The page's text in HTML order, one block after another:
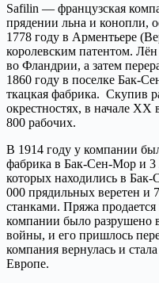
Safilin — французская
прядении льна и конопли,
1778 году в Арментьере
королевским патентом.
во Фландрии, а затем
1860 году в поселке Бак-
ткацкая фабрика. Скупив
окрестностях, в начале ХХ
800 рабочих.
В 1914 году у компании
фабрика в Бак-Сен-Мор и 3
которых находились в
000 прядильных веретен и
станками. Пряжа
компании было разрушено
войны, и его пришлось
компания вернулась и
Европе.